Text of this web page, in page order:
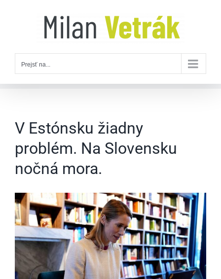
Prejsť na...
V Estónsku žiadny
problém. Na Slovensku
nočná mora.
Zobraziť
väčší
obrázok